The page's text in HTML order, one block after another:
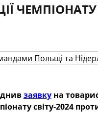
ЧЕМПІОНАТУ
заявку на
світу-2024